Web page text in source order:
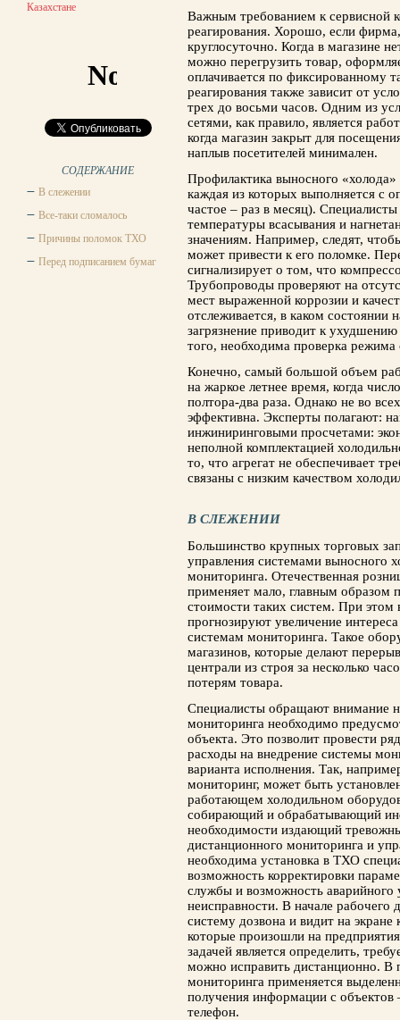
Казахстане
СОДЕРЖАНИЕ
В слежении
Все-таки сломалось
Причины поломок ТХО
Перед подписанием бумаг
Важным требованием к сервисной
реагирования. Хорошо, если
круглосуточно. Когда в магазине
можно перегрузить товар,
оплачивается по фиксированному
реагирования также зависит от
трех до восьми часов. Одним из
сетями, как правило, является
когда магазин закрыт для
наплыв посетителей минимален.
Профилактика выносного
каждая из которых выполняется с
частое – раз в месяц).
температуры всасывания и
значениям. Например, следят,
может привести к его поломке.
сигнализирует о том, что
Трубопроводы проверяют на
мест выраженной коррозии и
отслеживается, в каком состоянии
загрязнение приводит к
того, необходима проверка
Конечно, самый большой объем
на жаркое летнее время, когда
полтора-два раза. Однако не во
эффективна. Эксперты полагают:
инжиниринговыми просчетами:
неполной комплектацией
то, что агрегат не обеспечивает
связаны с низким качеством
В СЛЕЖЕНИИ
Большинство крупных торговых
управления системами выносного
мониторинга. Отечественная
применяет мало, главным образом
стоимости таких систем. При
прогнозируют увеличение
системам мониторинга. Такое
магазинов, которые делают
централи из строя за несколько
потерям товара.
Специалисты обращают внимание
мониторинга необходимо
объекта. Это позволит провести
расходы на внедрение системы
варианта исполнения. Так,
мониторинг, может быть
работающем холодильном
собирающий и обрабатывающий
необходимости издающий
дистанционного мониторинга и
необходима установка в ТХО
возможность корректировки
службы и возможность аварийного
неисправности. В начале рабочего
систему дозвона и видит на
которые произошли на
задачей является определить,
можно исправить дистанционно. В
мониторинга применяется
получения информации с
телефон.